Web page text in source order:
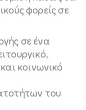
φορείς σε
σε ένα
κοινωνικό
του